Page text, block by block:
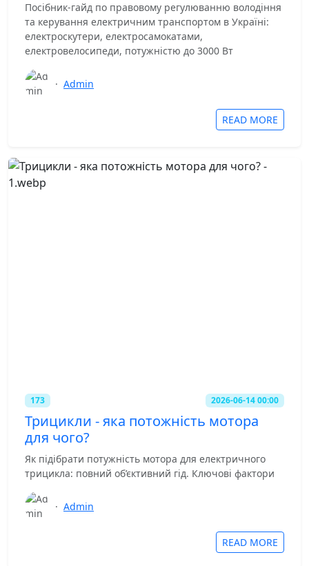
Посібник-гайд по правовому регулюванню володіння
та керування електричним транспортом в Україні:
електроскутери, електросамокатами,
електровелосипеди, потужністю до 3000 Вт
· Admin
READ MORE
173 2026-06-14 00:00
Трицикли - яка потожність мотора
для чого?
Як підібрати потужність мотора для електричного
трицикла: повний об’єктивний гід. Ключові фактори
· Admin
READ MORE